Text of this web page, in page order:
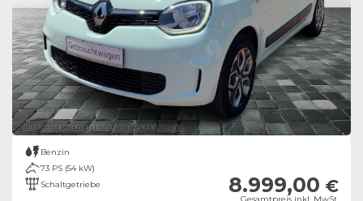
Bild zeigt Beispielabbildung des Fahrzeugs
Benzin
73 PS (54 kW)
Schaltgetriebe
8.999,00 €